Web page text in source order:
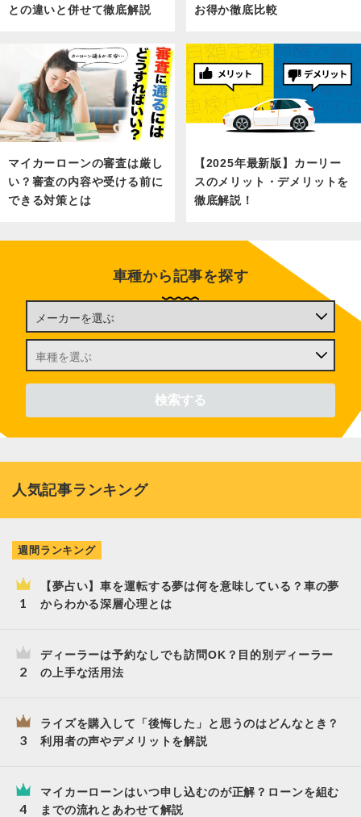
との違いと併せて徹底解説
お得か徹底比較
マイカーローンの審査は厳し
い？審査の内容や受ける前に
できる対策とは
【2025年最新版】カーリー
スのメリット・デメリットを
徹底解説！
車種から記事を探す
人気記事ランキング
週間ランキング
【夢占い】車を運転する夢は何を意味している？車の夢
からわかる深層心理とは
ディーラーは予約なしでも訪問OK？目的別ディーラー
の上手な活用法
ライズを購入して「後悔した」と思うのはどんなとき？
利用者の声やデメリットを解説
マイカーローンはいつ申し込むのが正解？ローンを組む
までの流れとあわせて解説